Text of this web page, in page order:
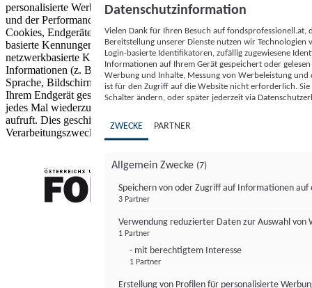
personalisierte Werbung und Inhalte, Messung von Werbeleistung
und der Performance von Inhalten sowie Zielgruppenforschung.
Cookies, Endgeräte- oder ähnliche Online-Kennungen (z. B. login-
basierte Kennungen, zufällig generierte Kennungen,
netzwerkbasierte Kennungen) können zusammen mit anderen
Informationen (z. B. Browsertyp und Browserinformationen,
Sprache, Bildschirmgröße, unterstützte Technologien usw.) auf
Ihrem Endgerät gespeichert oder von dort ausgelesen werden, um es
jedes Mal wiederzuerkennen, wenn es eine App oder einer Webseite
aufruft. Dies geschieht für einen oder mehrere der hier aufgeführten
Verarbeitungszwecke.
Datenschutzinformation
Vielen Dank für Ihren Besuch auf
Bereitstellung unserer Dienste nutzen wir Technologien
Login-basierte Identifikatoren, zufällig zugewiesene
Informationen auf Ihrem Gerät gespeichert oder
Werbung und Inhalte, Messung von Werbeleistung
ist für den Zugriff auf die Website nicht erforderlich.
Schalter ändern, oder später jederzeit via
ZWECKE PARTNER
Allgemein Zwecke (7)
Speichern von oder Zugriff auf Informationen auf
3 Partner
Verwendung reduzierter Daten zur Auswahl von
1 Partner
- mit berechtigtem Interesse
1 Partner
Erstellung von Profilen für personalisierte
FONDS professionell